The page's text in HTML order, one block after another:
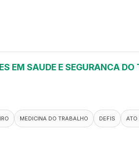
EM SAUDE E SEGURANCA DO
MEDICINA DO TRABALHO DEFIS ATO